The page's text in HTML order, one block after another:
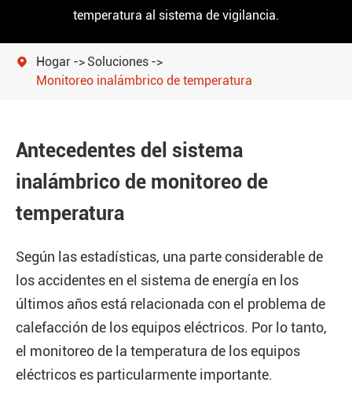
temperatura al sistema de vigilancia.
 Hogar
Soluciones
Monitoreo inalámbrico de temperatura
Antecedentes del sistema
inalámbrico de monitoreo de
temperatura
Según las estadísticas, una parte considerable de
los accidentes en el sistema de energía en los
últimos años está relacionada con el problema de
calefacción de los equipos eléctricos. Por lo tanto,
el monitoreo de la temperatura de los equipos
eléctricos es particularmente importante.